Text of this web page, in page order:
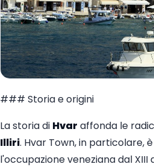
### Storia e origini
La storia di Hvar affonda le
Illiri. Hvar Town, in
l'occupazione veneziana dal